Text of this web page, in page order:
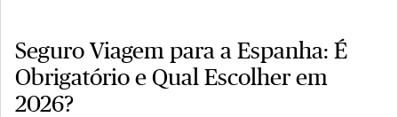
Seguro Viagem para a Espanha: É
Obrigatório e Qual Escolher em
2026?